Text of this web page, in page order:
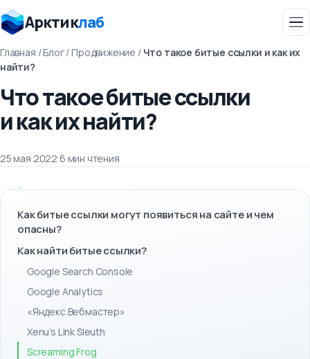
Арктиклаб
Главная /Блог/ Продвижение / Что такое битые ссылки и как их
найти?
Что такое битые ссылки
и как их найти?
25 мая 2022·6 мин чтения
Как битые ссылки могут появиться на сайте и чем
опасны?
Как найти битые ссылки?
Google Search Console
Google Analytics
«Яндекс.Вебмастер»
Xenu’s Link Sleuth
Screaming Frog